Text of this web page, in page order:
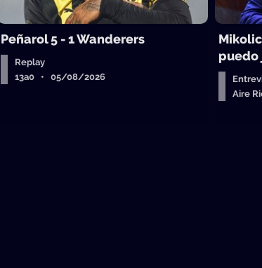
Peñarol 5 - 1 Wanderers
Replay
13a0 • 05/08/2026
puedo
Aire